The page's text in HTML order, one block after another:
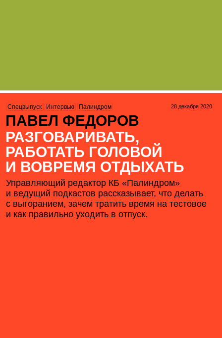
Спецвыпуск Интервью Палиндром 28 декабря 2020
ПАВЕЛ ФЕДОРОВ
РАЗГОВАРИВАТЬ,
РАБОТАТЬ ГОЛОВОЙ
И ВОВРЕМЯ ОТДЫХАТЬ
Управляющий редактор КБ «Палиндром»
и ведущий подкастов рассказывает, что делать
с выгоранием, зачем тратить время на тестовое
и как правильно уходить в отпуск.